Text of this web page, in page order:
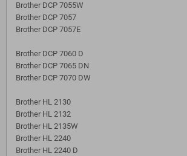
Brother DCP 7055W
Brother DCP 7057
Brother DCP 7057E
Brother DCP 7060 D
Brother DCP 7065 DN
Brother DCP 7070 DW
Brother HL 2130
Brother HL 2132
Brother HL 2135W
Brother HL 2240
Brother HL 2240 D